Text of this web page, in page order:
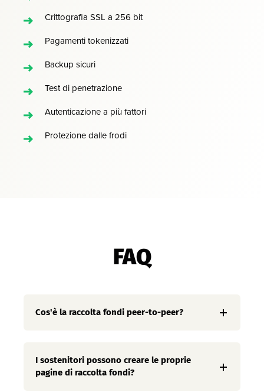
Crittografia SSL a 256 bit
Pagamenti tokenizzati
Backup sicuri
Test di penetrazione
Autenticazione a più fattori
Protezione dalle frodi
FAQ
Cos'è la raccolta fondi peer-to-peer?
I sostenitori possono creare le proprie
pagine di raccolta fondi?